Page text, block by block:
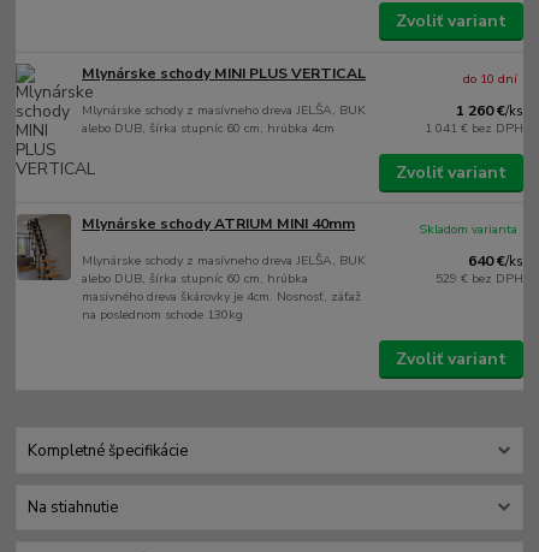
Zvoliť variant
Mlynárske schody MINI PLUS VERTICAL
Mlynárske schody z masívneho dreva JELŠA, BUK
alebo DUB, šírka stupníc 60 cm, hrúbka 4cm
1 260 €/ks
1 041 € bez DPH
do 10 dní
Zvoliť variant
Mlynárske schody ATRIUM MINI 40mm
Mlynárske schody z masívneho dreva JELŠA, BUK
alebo DUB, šírka stupníc 60 cm, hrúbka
masivného dreva škárovky je 4cm. Nosnosť, záťaž
na poslednom schode 130kg
640 €/ks
529 € bez DPH
Skladom varianta
Zvoliť variant
Kompletné špecifikácie
Na stiahnutie